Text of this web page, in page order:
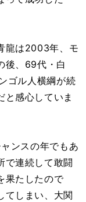
龍は2003年、モ
後、69代・白
ゴル人横綱が続
と感心していま
ンスの年でもあ
で連続して敢闘
果たしたので
てしまい、大関